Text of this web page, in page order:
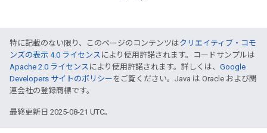
特に記載のない限り、このページのコンテンツはクリエイティブ・コモ
ンズの表示 4.0 ライセンス により使用許諾されます。コードサンプルは
Apache 2.0 ライセンス により使用許諾されます。詳しくは、 Google
Developers サイトのポリシー をご覧ください。Java は Oracle および関
連会社の登録商標です。
最終更新日 2025-08-21 UTC。